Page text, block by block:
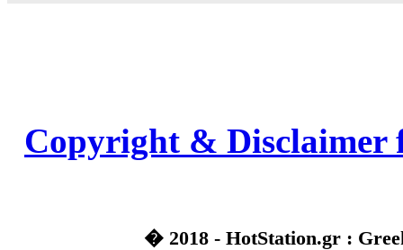
Copyright & Disclaimer
� 2018 - HotStation.gr :